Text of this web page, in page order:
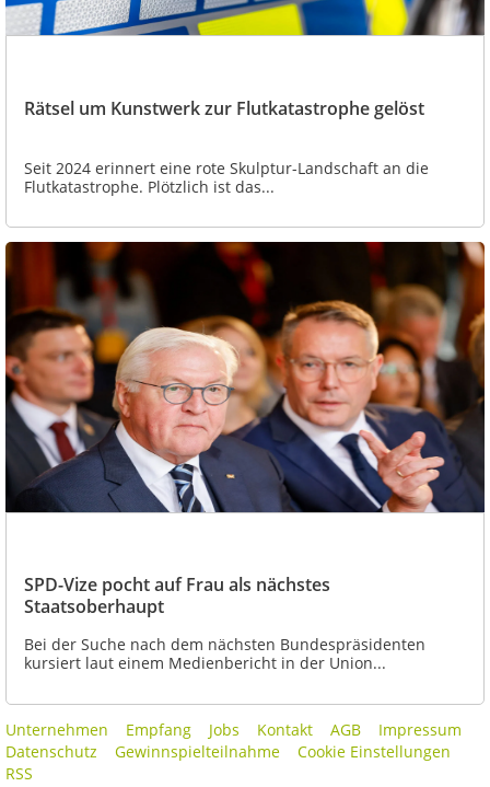
Rätsel um Kunstwerk zur Flutkatastrophe gelöst
Seit 2024 erinnert eine rote Skulptur-Landschaft an die
Flutkatastrophe. Plötzlich ist das...
SPD-Vize pocht auf Frau als nächstes
Staatsoberhaupt
Bei der Suche nach dem nächsten Bundespräsidenten
kursiert laut einem Medienbericht in der Union...
Unternehmen Empfang Jobs Kontakt AGB
Impressum
Datenschutz
Gewinnspielteilnahme
Cookie Einstellungen
RSS